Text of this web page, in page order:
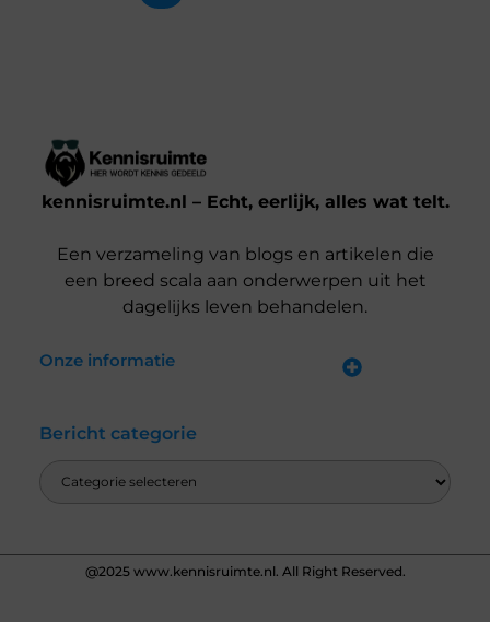
kennisruimte.nl – Echt, eerlijk, alles wat telt.
Een verzameling van blogs en artikelen die
een breed scala aan onderwerpen uit het
dagelijks leven behandelen.
Onze informatie
Bericht categorie
@2025 www.kennisruimte.nl. All Right Reserved.